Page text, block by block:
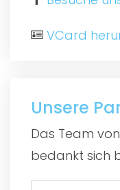
VCard
Unsere
Das Team
bedankt sich